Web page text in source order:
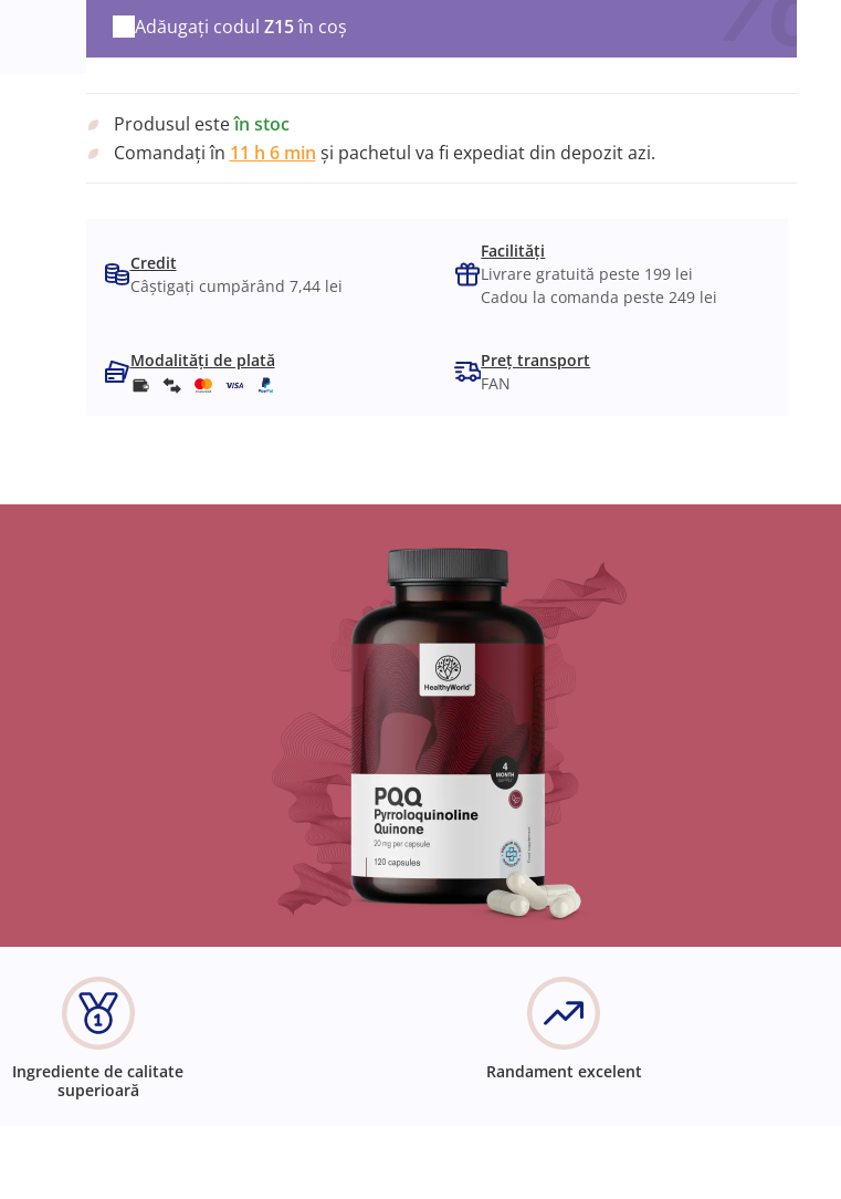
Adăugați codul Z15în coș
Produsul esteîn stoc
Comandați în 11 h 6 min și pachetul va fi expediat din depozit azi.
Credit
Câștigați cumpărând 7,44 lei
Facilități
Livrare gratuită peste 199 lei
Cadou la comanda peste 249 lei
Modalități de plată
Preț transport
FAN
Ingrediente de calitate
superioară
Randament excelent